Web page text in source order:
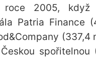
2005, když
Patria Finance
(337,4
spořitelnou